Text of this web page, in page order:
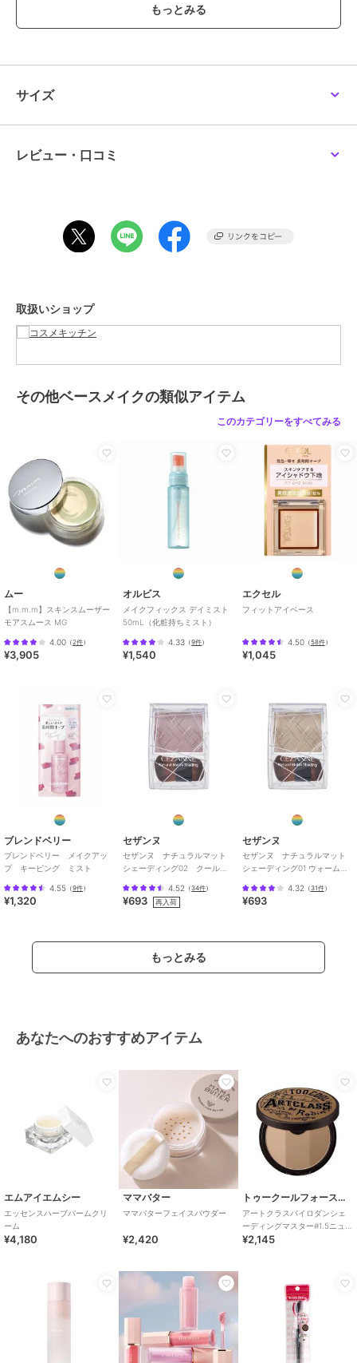
トリ（カプリル酸／カプリン酸）グリセリル、シリカ、トリイソステ
アリン酸ポリグリセリル－２、パルミチン酸デキストリン、スクワラ
ブランド
性別タイプ
レディース
ベースメイク
サイズ 8.5g
特徴
ベースメイク
原産国
サイズ
レビュー・口コミ
取扱いショップ
その他ベースメイクの類似アイテム
このカテゴリーをすべてみる
ムー
【m.m.m】スキンスムーザー
モアスムース MG
4.00 （2件）
¥3,905
オルビス
メイクフィックス デイミスト
50mL（化粧持ちミスト）
4.33 （9件）
¥1,540
エクセル
フィットアイベース
4.50（58件）
¥1,045
ブレンドベリー
ブレンドベリー メイクアッ
プ キーピング ミスト
4.55 （9件）
¥1,320
セザンヌ
セザンヌ ナチュラルマット
シェーディング02 クールト
4.52 （34件）
¥693 再入荷
セザンヌ
セザンヌ ナチュラルマット
シェーディング01 ウォームト
4.32 （31件）
¥693
もっとみる
あなたへのおすすめアイテム
エムアイエムシー
エッセンスハーブバームクリ
ーム
¥4,180
ママバター
ママバターフェイスパウダー
¥2,420
トゥークールフォースクール
アートクラスバイロダンシェ
ーディングマスター#1.5ニュー
トラル (韓国コスメ)
¥2,145